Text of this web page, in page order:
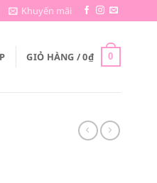
Khuyến mãi
GIỎ HÀNG /0₫ 0